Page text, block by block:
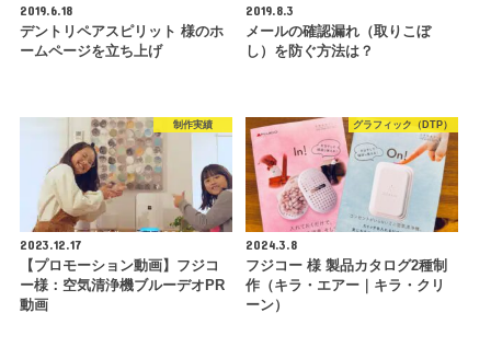
2019.6.18
デントリペアスピリット 様のホ
ームページを立ち上げ
2019.8.3
メールの確認漏れ（取りこぼ
し）を防ぐ方法は？
制作実績
2023.12.17
【プロモーション動画】フジコ
ー様：空気清浄機ブルーデオPR
動画
グラフィック（DTP）
2024.3.8
フジコー 様 製品カタログ2種制
作（キラ・エアー｜キラ・クリ
ーン）